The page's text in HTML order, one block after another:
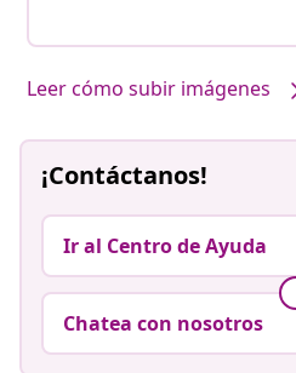
Leer cómo subir imágenes
¡Contáctanos!
Ir al Centro de Ayuda
Chatea con nosotros